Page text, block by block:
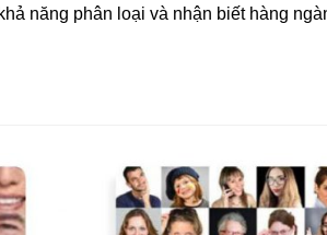
năng phân loại và nhận biết hàng